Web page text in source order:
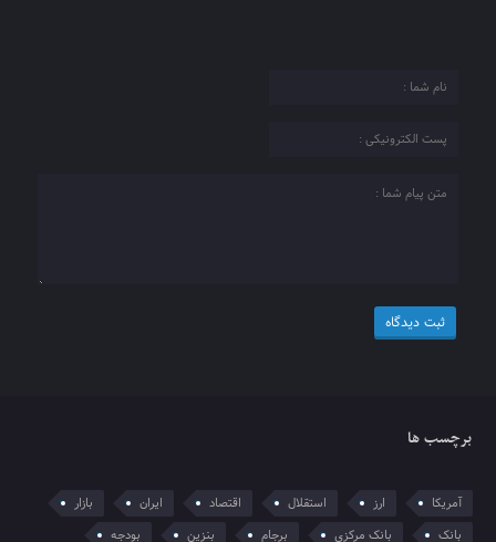
برچسب ها
آمریکا ارز استقلال اقتصاد ایران
بازار
بانک
بانک مرکزی برجام بنزین بودجه